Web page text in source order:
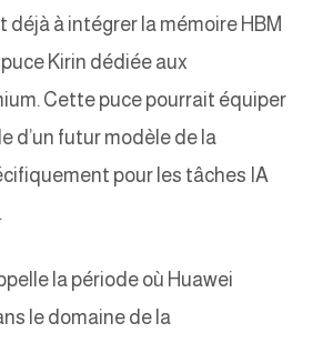
déjà à intégrer la mémoire HBM
Kirin dédiée aux
Cette puce pourrait équiper
d’un futur modèle de la
pour les tâches IA
la période où Huawei
le domaine de la